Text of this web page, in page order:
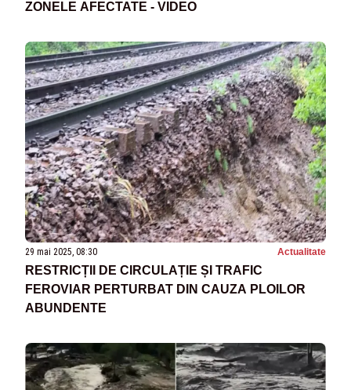
ZONELE AFECTATE - VIDEO
29 mai 2025, 08:30 Actualitate
RESTRICȚII DE CIRCULAȚIE ȘI TRAFIC
FEROVIAR PERTURBAT DIN CAUZA PLOILOR
ABUNDENTE